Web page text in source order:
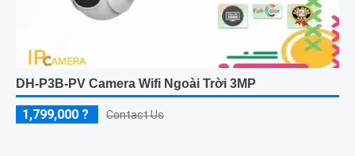
DH-P3B-PV Camera Wifi Ngoài Trời 3MP
1,799,000 ? Contact Us